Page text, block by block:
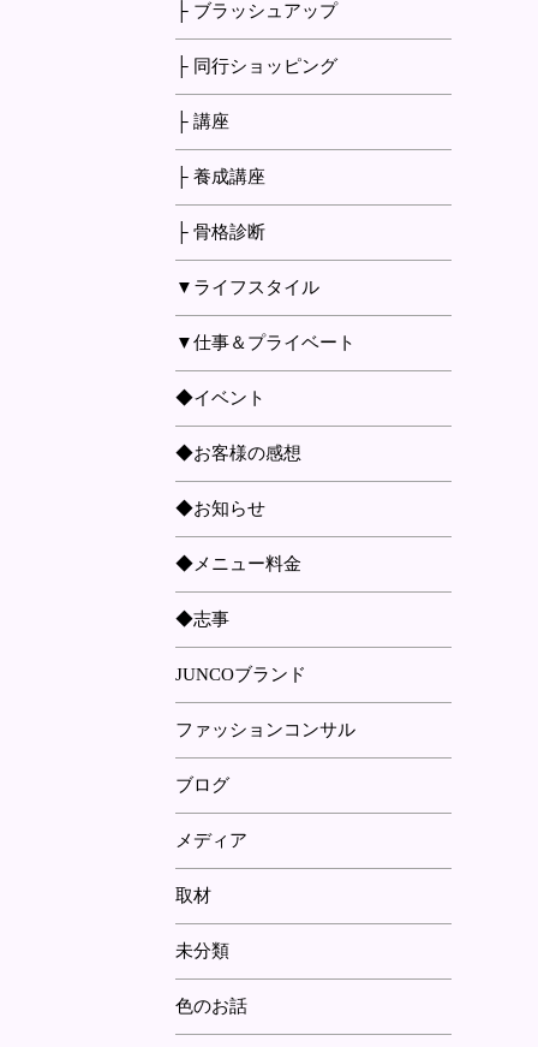
├ ブラッシュアップ
├ 同行ショッピング
├ 講座
├ 養成講座
├ 骨格診断
▼ライフスタイル
▼仕事＆プライベート
◆イベント
◆お客様の感想
◆お知らせ
◆メニュー料金
◆志事
JUNCOブランド
ファッションコンサル
ブログ
メディア
取材
未分類
色のお話